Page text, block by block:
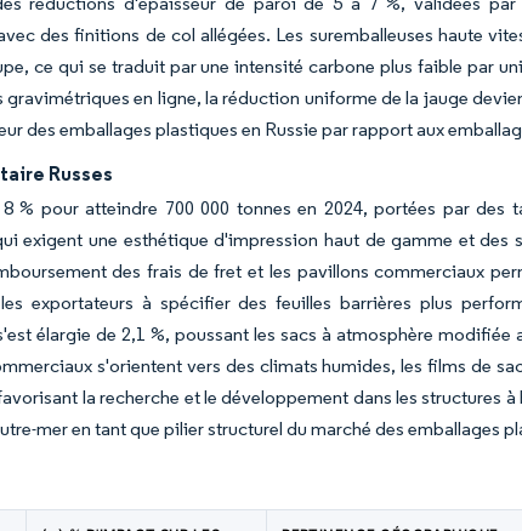
des finitions de col allégées. Les suremballeuses haute
ce qui se traduit par une intensité carbone plus faible par
en ligne, la réduction uniforme de la jauge
des emballages plastiques en Russie par rapport aux
Russes
% pour atteindre 700 000 tonnes en 2024, portées par des
exigent une esthétique d'impression haut de gamme et des
des frais de fret et les pavillons commerciaux
exportateurs à spécifier des feuilles barrières plus
élargie de 2,1 %, poussant les sacs à atmosphère
s'orientent vers des climats humides, les films de
la recherche et le développement dans les structures
mer en tant que pilier structurel du marché des emballages